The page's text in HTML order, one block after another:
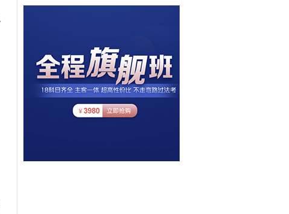
方式别具一格，逻辑清晰，重点突出，方
蔡辉老师简直是神一样的老师
学员95546litp：蔡辉老师讲课风趣犀利，知
识点前后呼应的很好，案例生动，民诉女